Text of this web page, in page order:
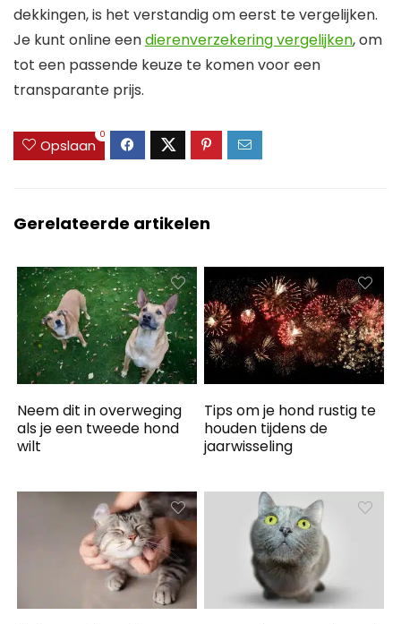
dekkingen, is het verstandig om eerst te vergelijken.
Je kunt online eendierenverzekering vergelijken, om
tot een passende keuze te komen voor een
transparante prijs.
Opslaan
0
Gerelateerde artikelen
Neem dit in overweging
als je een tweede hond
wilt
Tips om je hond rustig te
houden tijdens de
jaarwisseling